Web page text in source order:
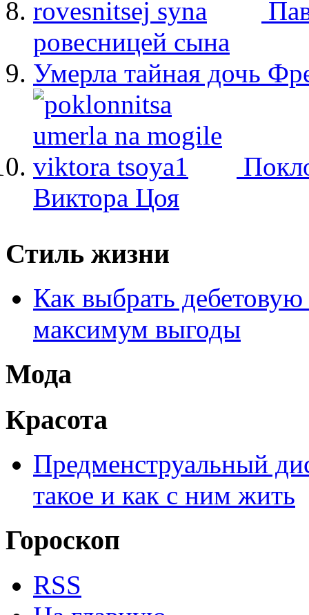
ровесницей сына
Умерла тайная дочь
Виктора Цоя
Стиль жизни
Как выбрать дебетовую
максимум выгоды
Мода
Красота
Предменструальный
такое и как с ним жить
Гороскоп
RSS